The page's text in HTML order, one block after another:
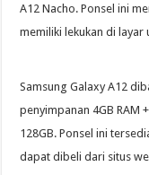
A12 Nacho. Ponsel ini
memiliki lekukan di layar
Samsung Galaxy A12
penyimpanan 4GB RAM
128GB. Ponsel ini
dapat dibeli dari situs